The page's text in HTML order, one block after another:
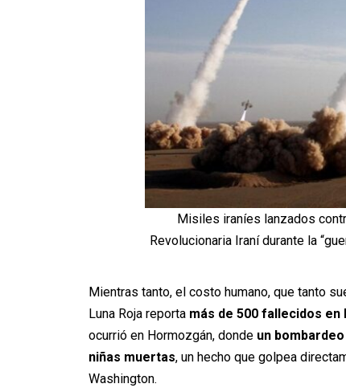
Misiles iraníes lanzados
Revolucionaria Iraní durante la
Mientras tanto, el costo humano, que tanto
Luna Roja reportamás de 500 fallecidos en
ocurrió en Hormozgán, donde un
niñas muertas, un hecho que golpea
Washington.